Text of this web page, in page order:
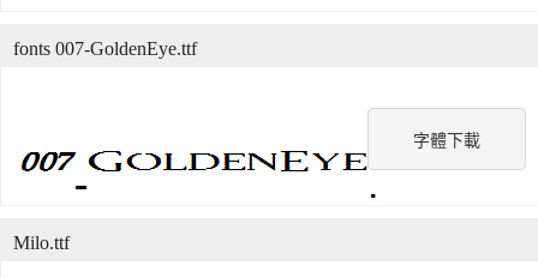
字體下載
fonts 007-GoldenEye.ttf
Milo.ttf